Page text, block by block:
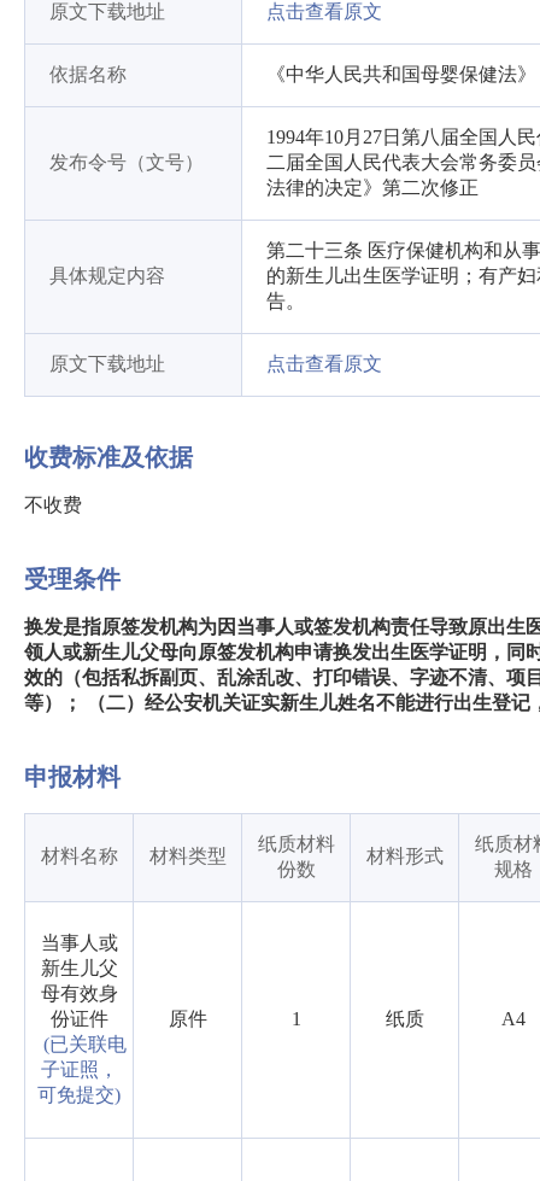
原文下载地址 点击查看原文
依据名称 《中华人民共和国母婴保健法》
发布令号（文号）
1994年10月27日第八届全国人
二届全国人民代表大会常务委
法律的决定》第二次修正
具体规定内容
第二十三条 医疗保健机构和从
的新生儿出生医学证明；有产
告。
原文下载地址 点击查看原文
收费标准及依据
不收费
受理条件
换发是指原签发机构为因当事人或签发机构责任导致原出
领人或新生儿父母向原签发机构申请换发出生医学证明，
效的（包括私拆副页、乱涂乱改、打印错误、字迹不清、
等）； （二）经公安机关证实新生儿姓名不能进行出生登记
申报材料
材料名称 材料类型
纸质材料
份数
材料形式
纸质材
规格
当事人或
新生儿父
母有效身
份证件
(已关联电
子证照，
可免提交)
原件 1 纸质 A4